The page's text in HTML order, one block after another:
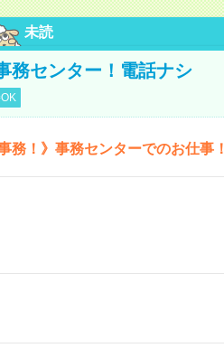
未読
務センター！電話ナシ
務！》事務センターでのお仕事！